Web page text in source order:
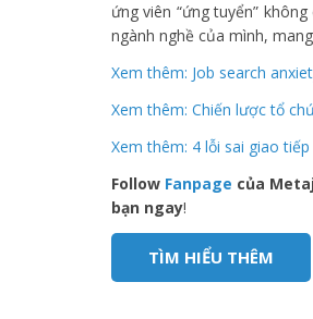
ứng viên “ứng tuyển”
ngành nghề của mình,
Xem thêm: Job search
Xem thêm: Chiến lược tổ
Xem thêm: 4 lỗi sai giao
Follow Fanpage của
bạn ngay!
TÌM HIỂU THÊM